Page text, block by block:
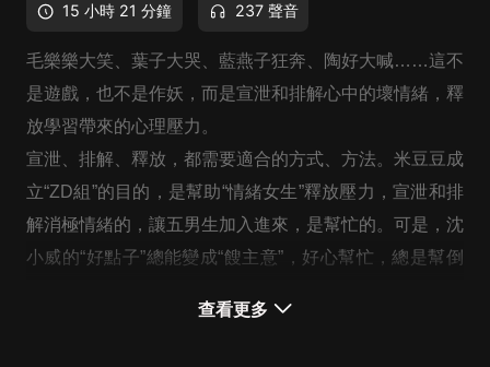
15 小時 21 分鐘 237 聲音
毛樂樂大笑、葉子大哭、藍燕子狂奔、陶好大喊……這不
是遊戲，也不是作妖，而是宣泄和排解心中的壞情緒，釋
放學習帶來的心理壓力。
宣泄、排解、釋放，都需要適合的方式、方法。 米豆豆成
立“ZD組”的目的，是幫助“情緒女生”釋放壓力，宣泄和排
解消極情緒的，讓五男生加入進來，是幫忙的。可是，沈
小威的“好點子”總能變成“餿主意”，好心幫忙，總是幫倒
書中，到底還有多少讓人意外、讓人捧腹大笑的故事？不
查看更多